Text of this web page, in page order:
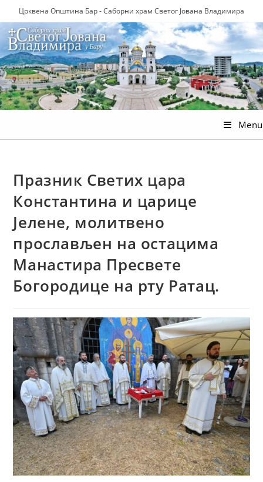
to
content
Црквена Општина Бар - Саборни храм Светог Јована Владимира
Menu
Празник Светих цара
Константина и царице
Јелене, молитвено
прослављен на остацима
Манастира Пресвете
Богородице на рту Ратац.